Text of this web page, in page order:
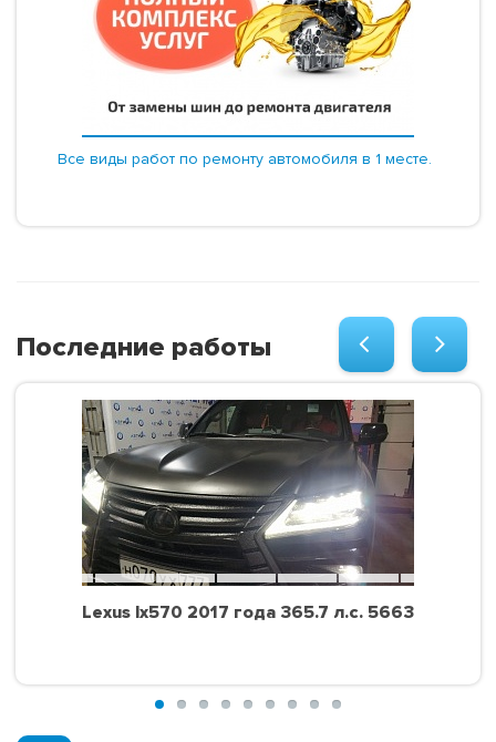
Все виды работ по ремонту автомобиля в 1 месте.
Последние работы
Lexus lx570 2017 года 365.7 л.с. 5663